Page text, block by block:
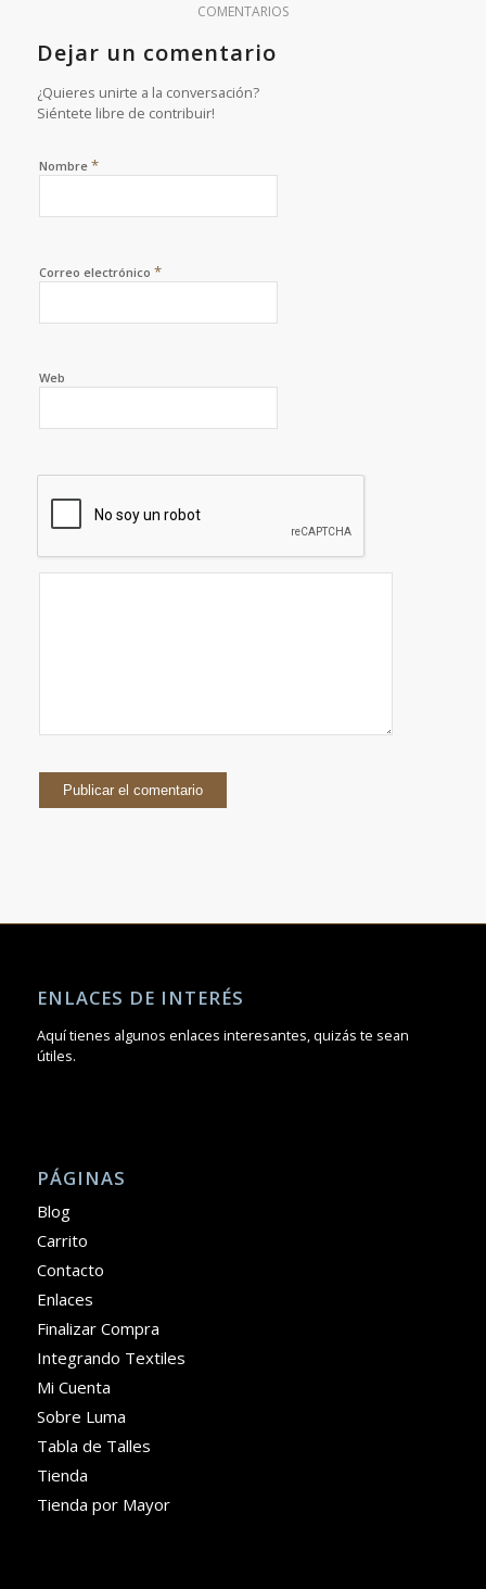
COMENTARIOS
Dejar un comentario
¿Quieres unirte a la conversación?
Siéntete libre de contribuir!
Nombre *
Correo electrónico *
Web
ENLACES DE INTERÉS
Aquí tienes algunos enlaces interesantes, quizás te sean
útiles.
PÁGINAS
Blog
Carrito
Contacto
Enlaces
Finalizar Compra
Integrando Textiles
Mi Cuenta
Sobre Luma
Tabla de Talles
Tienda
Tienda por Mayor